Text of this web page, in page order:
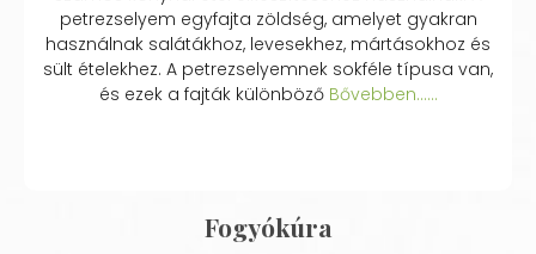
petrezselyem egyfajta zöldség, amelyet gyakran
használnak salátákhoz, levesekhez, mártásokhoz és
sült ételekhez. A petrezselyemnek sokféle típusa van,
és ezek a fajták különbözőBővebben...…
Fogyókúra